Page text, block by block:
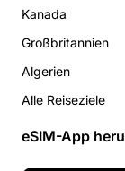
Kanada
Großbritannien
Algerien
Alle Reiseziele
eSIM-App